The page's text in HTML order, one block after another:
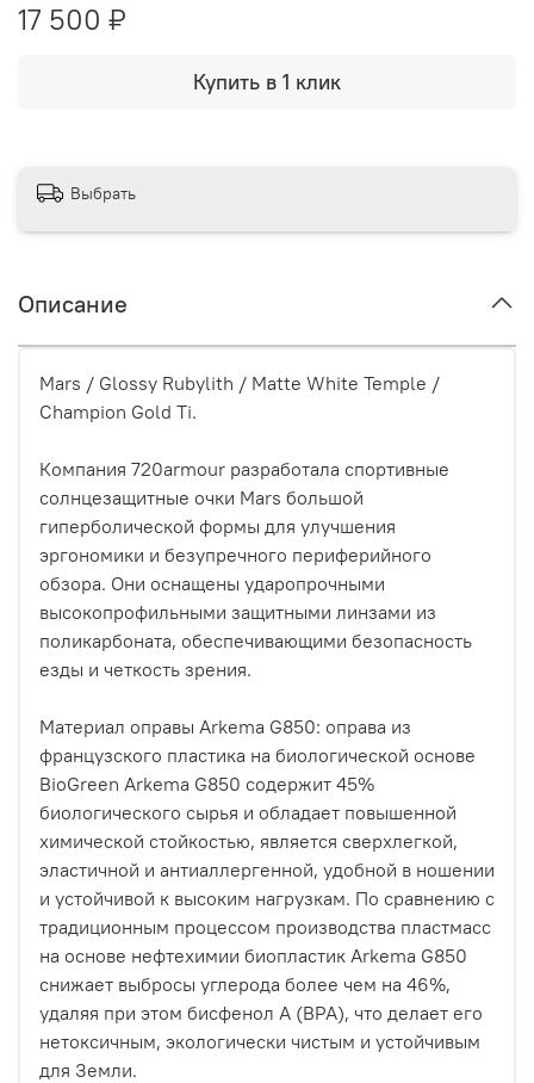
17 500 ₽
Купить в 1 клик
Выбрать
Описание
Mars / Glossy Rubylith / Matte White Temple /
Champion Gold Ti.
Компания 720armour разработала спортивные
солнцезащитные очки Mars большой
гиперболической формы для улучшения
эргономики и безупречного периферийного
обзора. Они оснащены ударопрочными
высокопрофильными защитными линзами из
поликарбоната, обеспечивающими безопасность
езды и четкость зрения.
Материал оправы Arkema G850: оправа из
французского пластика на биологической основе
BioGreen Arkema G850 содержит 45%
биологического сырья и обладает повышенной
химической стойкостью, является сверхлегкой,
эластичной и антиаллергенной, удобной в ношении
и устойчивой к высоким нагрузкам. По сравнению с
традиционным процессом производства пластмасс
на основе нефтехимии биопластик Arkema G850
снижает выбросы углерода более чем на 46%,
удаляя при этом бисфенол А (BPA), что делает его
нетоксичным, экологически чистым и устойчивым
для Земли.